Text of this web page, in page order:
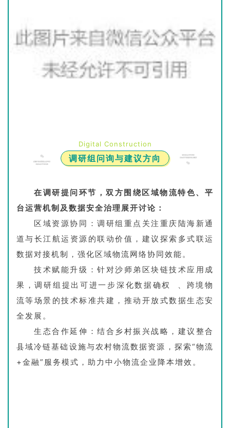
Digital Construction
调研组问询与建议方向‌
在调研提问环节，双方围绕区域物流特色、平
台运营机制及数据安全治理展开讨论：
‌区域资源协同‌：调研组重点关注重庆陆海新通
道与长江航运资源的联动价值，建议探索多式联运
数据对接机制，强化区域物流网络协同效能。
‌技术赋能升级‌：针对沙师弟区块链技术应用成
果，调研组提出可进一步深化数据确权
、跨境物
流等场景的技术标准共建，推动开放式数据生态安
全发展。
‌生态合作延伸‌：结合乡村振兴战略，建议整合
县域冷链基础设施与农村物流数据资源，探索“物流
+金融”服务模式，助力中小物流企业降本增效。